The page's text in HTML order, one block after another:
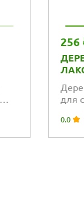
256
для
0.0